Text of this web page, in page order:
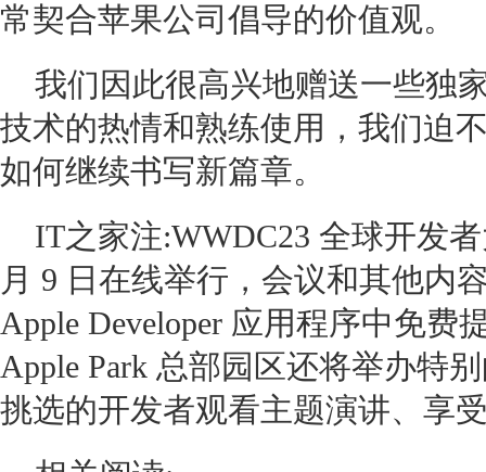
常契合苹果公司倡导的价值观。
我们因此很高兴地赠送一些独
技术的热情和熟练使用，我们迫
如何继续书写新篇章。
IT之家注:WWDC23 全球开发
月 9 日在线举行，会议和其他内
Apple Developer 应用程序中免费
Apple Park 总部园区还将举办特
挑选的开发者观看主题演讲、享